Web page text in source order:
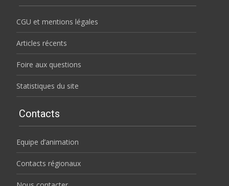
CGU et mentions légales
Articles récents
Foire aux questions
Statistiques du site
Contacts
Equipe d’animation
Contacts régionaux